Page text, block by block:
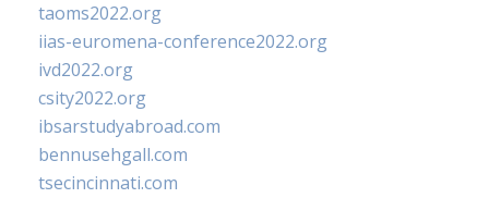
taoms2022.org
iias-euromena-conference2022.org
ivd2022.org
csity2022.org
ibsarstudyabroad.com
bennusehgall.com
tsecincinnati.com